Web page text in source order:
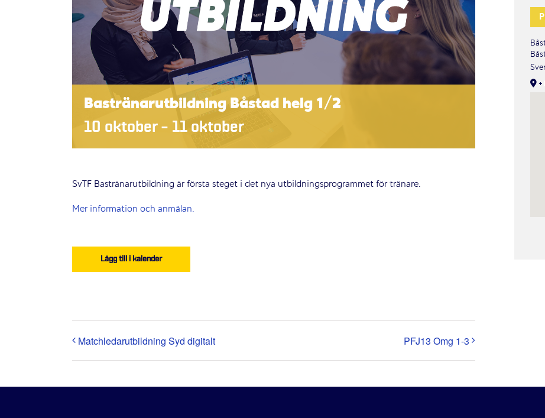
Bastränarutbildning Båstad helg 1/2
10 oktober– 11 oktober
SvTF Bastränarutbildning är första steget i det nya utbildningsprogrammet för tränare.
Mer information och anmälan.
Lägg till i kalender
Matchledarutbildning Syd digitalt PFJ13 Omg 1-3
+